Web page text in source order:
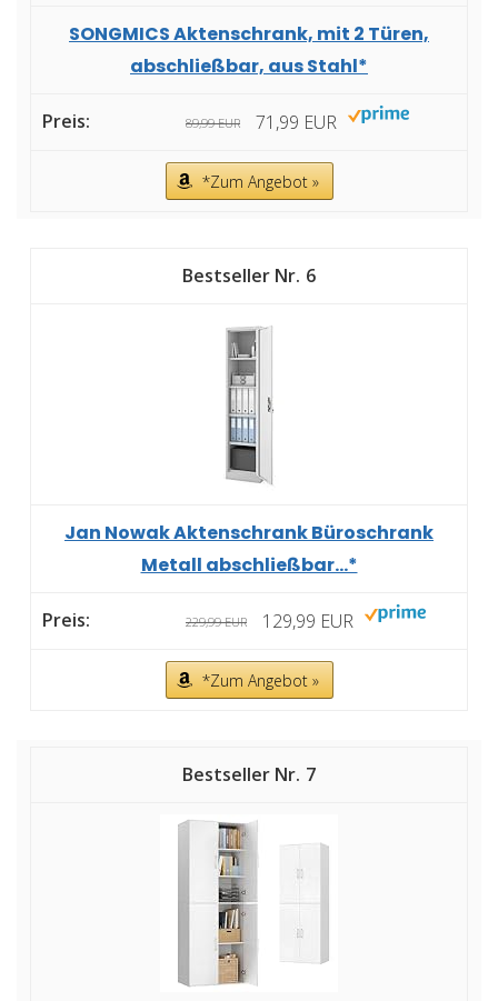
SONGMICS Aktenschrank, mit 2 Türen,
abschließbar, aus Stahl*
89,99 EUR 71,99 EUR
*Zum Angebot »
6
Jan Nowak Aktenschrank Büroschrank
Metall abschließbar...*
229,99 EUR 129,99 EUR
*Zum Angebot »
7